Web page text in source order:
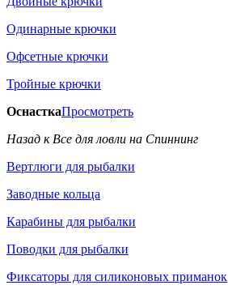
Одинарные крючки
Офсетные крючки
Тройные крючки
ОснасткаПросмотреть
Назад к Все для ловли на Спиннинг
Вертлюги для рыбалки
Заводные кольца
Карабины для рыбалки
Поводки для рыбалки
Фиксаторы для силиконовых приманок